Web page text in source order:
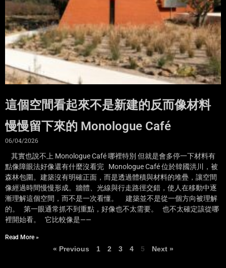
這個空間看起來不是新建的反而像材料
慢慢留下來的 Monologue Café
06/04/2026
其實也說不上 Monologue Café 哪裡特別 但就是會多停一下材料有
點像障眼法好像還有什麼沒看完 Monologue Café 位於韓國洪川，被
森林包圍。建築沒有明確正面，而是透過體積與材料的堆疊，讓空間
像經過時間慢慢形成。牆體、光線與行走路徑交錯，使人在移動中逐
漸理解這個空間，而不是一次看懂。 建築並不是從一個方向被理解
的。 第一眼通常抓不到重點，好像也不太需要。 也不太確定該從哪
裡開始看。 它比較像是——
Read More »
« Previous 1 2 3 4 5 Next »